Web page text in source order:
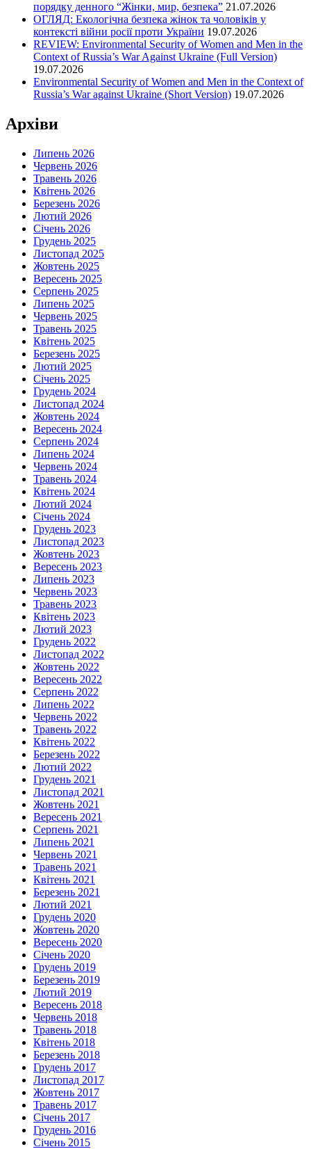
порядку денного “Жінки, мир, безпека” 21.07.2026
ОГЛЯД: Екологічна безпека жінок та чоловіків у
контексті війни росії проти України 19.07.2026
REVIEW: Environmental Security of Women and Men in the
Context of Russia’s War Against Ukraine (Full Version)
19.07.2026
Environmental Security of Women and Men in the Context of
Russia’s War against Ukraine (Short Version) 19.07.2026
Архіви
Липень 2026
Червень 2026
Травень 2026
Квітень 2026
Березень 2026
Лютий 2026
Січень 2026
Грудень 2025
Листопад 2025
Жовтень 2025
Вересень 2025
Серпень 2025
Липень 2025
Червень 2025
Травень 2025
Квітень 2025
Березень 2025
Лютий 2025
Січень 2025
Грудень 2024
Листопад 2024
Жовтень 2024
Вересень 2024
Серпень 2024
Липень 2024
Червень 2024
Травень 2024
Квітень 2024
Лютий 2024
Січень 2024
Грудень 2023
Листопад 2023
Жовтень 2023
Вересень 2023
Липень 2023
Червень 2023
Травень 2023
Квітень 2023
Лютий 2023
Грудень 2022
Листопад 2022
Жовтень 2022
Вересень 2022
Серпень 2022
Липень 2022
Червень 2022
Травень 2022
Квітень 2022
Березень 2022
Лютий 2022
Грудень 2021
Листопад 2021
Жовтень 2021
Вересень 2021
Серпень 2021
Липень 2021
Червень 2021
Травень 2021
Квітень 2021
Березень 2021
Лютий 2021
Грудень 2020
Жовтень 2020
Вересень 2020
Січень 2020
Грудень 2019
Березень 2019
Лютий 2019
Вересень 2018
Червень 2018
Травень 2018
Квітень 2018
Березень 2018
Грудень 2017
Листопад 2017
Жовтень 2017
Травень 2017
Січень 2017
Грудень 2016
Січень 2015